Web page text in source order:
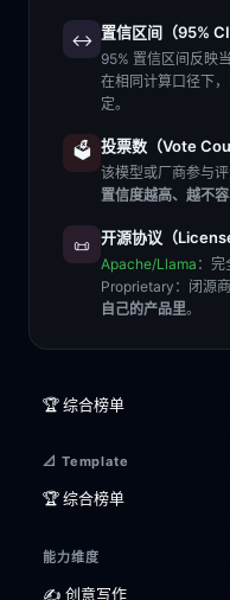
↔️ 置信区间（95% CI
95% 置信区间反映
在相同计算口径下
定。
🗳️ 投票数（Vote
该模型或厂商参与
置信度越高、越不
📜 开源协议（License
Apache/Llama ：完
Proprietary ：闭源
自己的产品里。
🏆 综合榜单
📐 Template
🏆 综合榜单
能力维度
✍️ 创意写作